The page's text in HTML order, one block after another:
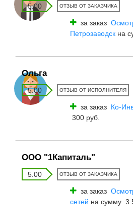
5.00 ОТЗЫВ ОТ ЗАКАЗЧИКА
за заказ
Петрозаводск на
Ольга
5.00 ОТЗЫВ ОТ ИСПОЛНИТЕЛЯ
за заказ Ко-
300 руб.
ООО "1Капиталь"
5.00 ОТЗЫВ ОТ ЗАКАЗЧИКА
за заказ
сетей на сумму 3